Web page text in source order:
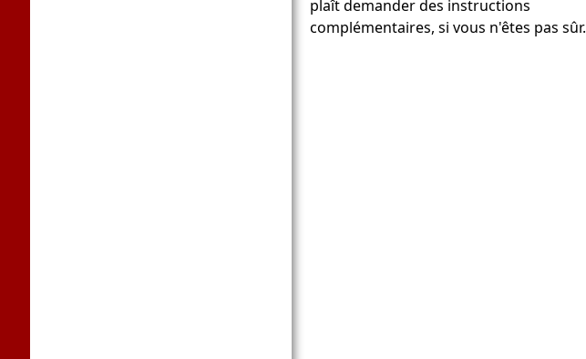
plaît demander des instructions
complémentaires, si vous n'êtes pas sûr.